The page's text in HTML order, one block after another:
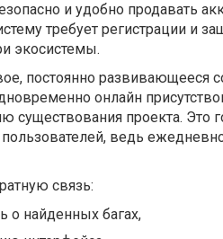
и удобно продавать
требует регистрации и
экосистемы.
постоянно развивающееся
онлайн
существования проекта. Это
ведь
связь:
о найденных багах,